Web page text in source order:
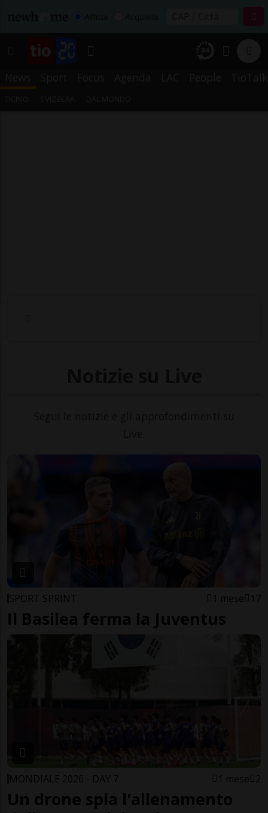
SPORT SPRINT 1 mese 17
Il Basilea ferma la Juventus
MONDIALE 2026 - DAY 7 1 mese 2
Un drone spia l'allenamento